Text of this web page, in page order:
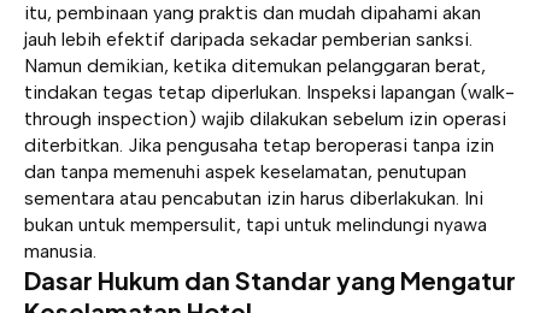
itu, pembinaan yang praktis dan mudah dipahami akan
jauh lebih efektif daripada sekadar pemberian sanksi.
Namun demikian, ketika ditemukan pelanggaran berat,
tindakan tegas tetap diperlukan. Inspeksi lapangan (walk-
through inspection) wajib dilakukan sebelum izin operasi
diterbitkan. Jika pengusaha tetap beroperasi tanpa izin
dan tanpa memenuhi aspek keselamatan, penutupan
sementara atau pencabutan izin harus diberlakukan. Ini
bukan untuk mempersulit, tapi untuk melindungi nyawa
manusia.
Dasar Hukum dan Standar yang Mengatur